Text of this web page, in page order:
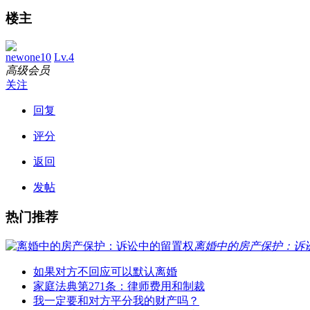
楼主
newone10 Lv.4
高级会员
关注
回复
评分
返回
发帖
热门推荐
离婚中的房产保护：诉
如果对方不回应可以默认离婚
家庭法典第271条：律师费用和制裁
我一定要和对方平分我的财产吗？